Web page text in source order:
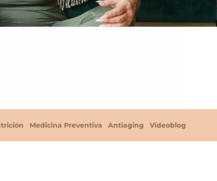
Medicina Preventiva Antiaging Videoblog